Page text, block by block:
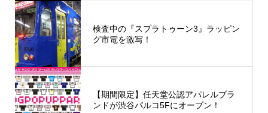
検査中の『スプラトゥーン3』ラッピン
グ市電を激写！
【期間限定】任天堂公認アパレルブラ
ンドが渋谷パルコ5Fにオープン！